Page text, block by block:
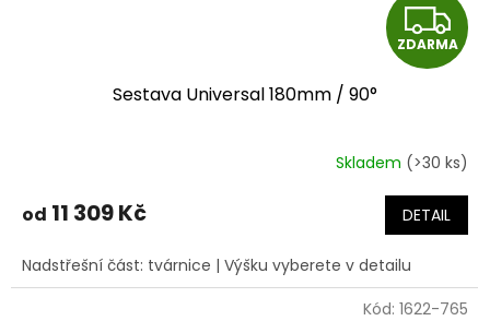
Z
D
R
M
A
ZDARMA
Sestava Universal 180mm / 90°
produktu
je
z
5
Skladem (>30 ks)
od 11 309 Kč DETAIL
Nadstřešní část: tvárnice | Výšku vyberete v detailu
Kód: 1622-765